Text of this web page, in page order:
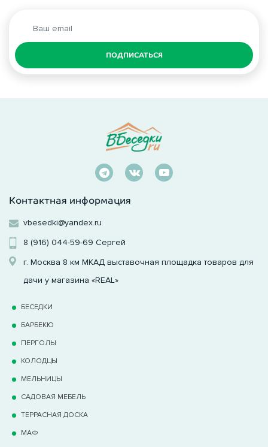
ПОДПИСАТЬСЯ
Контактная информация
vbesedki@yandex.ru
8 (916) 044-59-69 Сергей
г. Москва 8 км МКАД выставочная площадка товаров для
дачи у магазина «REAL»
БЕСЕДКИ
БАРБЕКЮ
ПЕРГОЛЫ
КОЛОДЦЫ
МЕЛЬНИЦЫ
САДОВАЯ МЕБЕЛЬ
ТЕРРАCНАЯ ДОСКА
МАФ